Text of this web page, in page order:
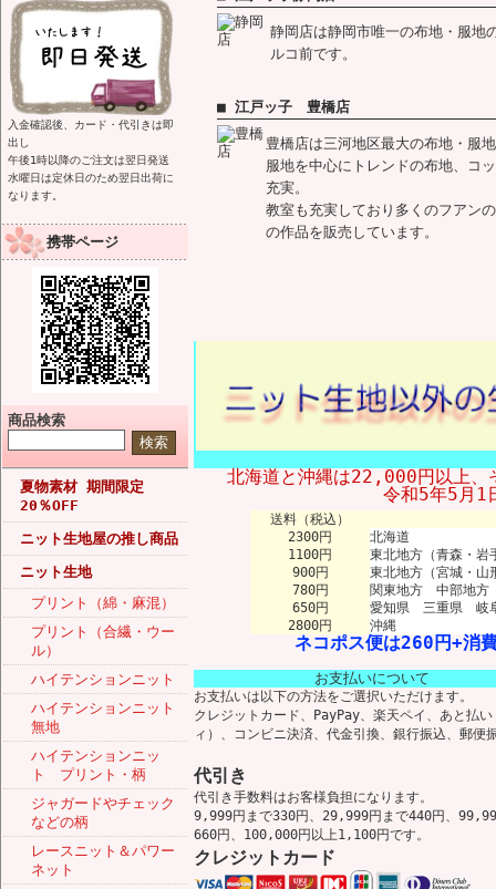
入金確認後、カード・代引きは即
出し
午後1時以降のご注文は翌日発送
水曜日は定休日のため翌日出荷に
なります。
携帯ページ
商品検索
夏物素材 期間限定
20％OFF
ニット生地屋の推し商品
ニット生地
プリント（綿・麻混）
プリント（合繊・ウー
ル）
ハイテンションニット
ハイテンションニット
無地
ハイテンションニッ
ト プリント・柄
ジャガードやチェック
などの柄
レースニット＆パワー
ネット
静岡店は静岡市唯一の布地・服地
ルコ前です。
■ 江戸ッ子 豊橋店
豊橋店は三河地区最大の布地・服
服地を中心にトレンドの布地、コ
充実。
教室も充実しており多くのフアン
の作品を販売しています。
北海道と沖縄は22,000円以上、
令和5年5月1
送料（税込）
2300円
北海道
1100円
東北地方（青森・
900円
東北地方（宮城・
780円
関東地方 中部地
650円
愛知県 三重県 岐
2800円
沖縄
ネコポス便は260円+消
お支払いについて
お支払いは以下の方法をご選択いただけます。
クレジットカード、PayPay、楽天ペイ、あと払
ィ）、コンビニ決済、代金引換、銀行振込、郵便
代引き
代引き手数料はお客様負担になります。
9,999円まで330円、29,999円まで440円、
660円、100,000円以上1,100円です。
クレジットカード